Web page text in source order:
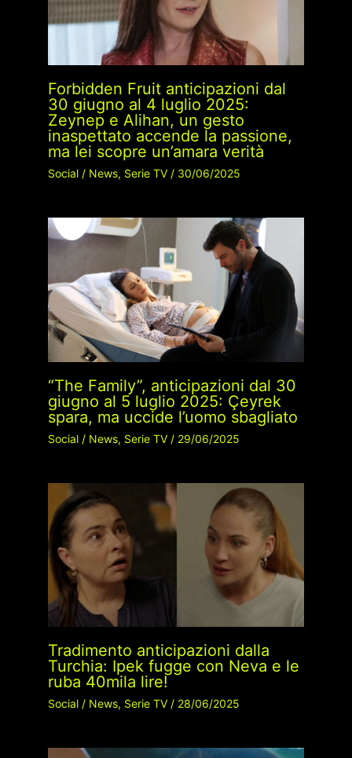
Forbidden Fruit anticipazioni dal
30 giugno al 4 luglio 2025:
Zeynep e Alihan, un gesto
inaspettato accende la passione,
ma lei scopre un’amara verità
Social/ News, Serie TV/ 30/06/2025
“The Family”, anticipazioni dal 30
giugno al 5 luglio 2025: Çeyrek
spara, ma uccide l’uomo sbagliato
Social/ News, Serie TV/ 29/06/2025
Tradimento anticipazioni dalla
Turchia: Ipek fugge con Neva e le
ruba 40mila lire!
Social/ News, Serie TV/ 28/06/2025